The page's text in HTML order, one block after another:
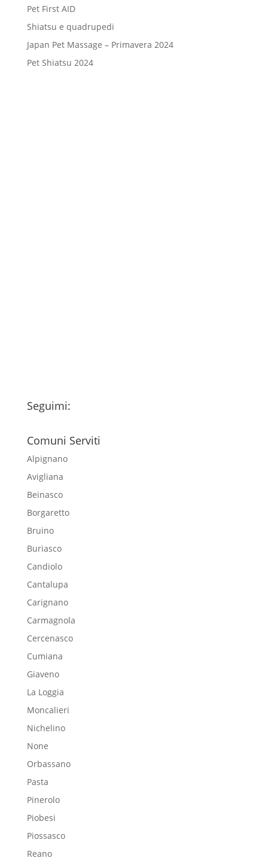
Pet First AID
Shiatsu e quadrupedi
Japan Pet Massage – Primavera 2024
Pet Shiatsu 2024
Seguimi:
Comuni Serviti
Alpignano
Avigliana
Beinasco
Borgaretto
Bruino
Buriasco
Candiolo
Cantalupa
Carignano
Carmagnola
Cercenasco
Cumiana
Giaveno
La Loggia
Moncalieri
Nichelino
None
Orbassano
Pasta
Pinerolo
Piobesi
Piossasco
Reano